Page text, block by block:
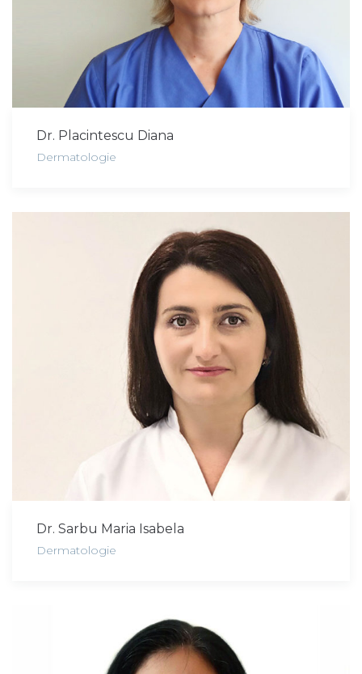
Dr. Placintescu Diana
Dermatologie
Dr. Sarbu Maria Isabela
Dermatologie